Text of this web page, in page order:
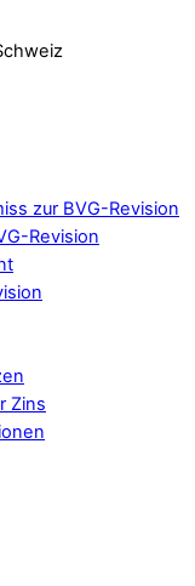
zur BVG-Revision
Revision
Zins